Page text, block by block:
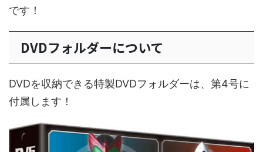
です！
DVDフォルダーについて
DVDを収納できる特製DVDフォルダーは、第4号に
付属します！